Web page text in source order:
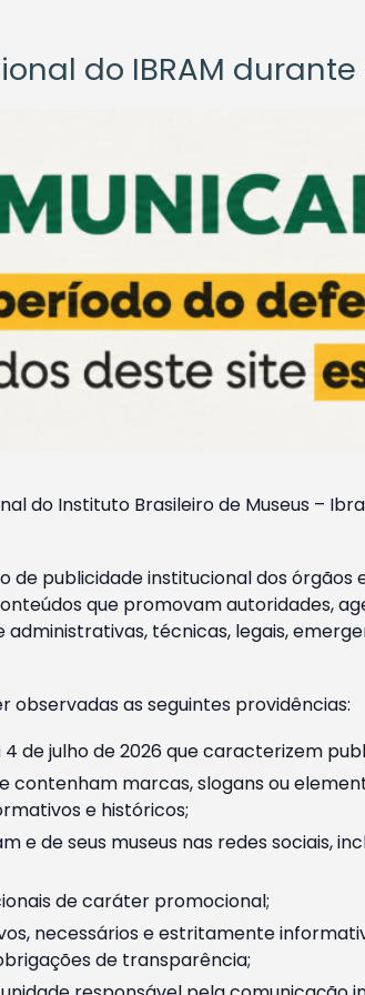
do IBRAM
do Instituto Brasileiro de Museus –
publicidade institucional dos
que promovam autoridades,
técnicas, legais,
observadas as seguintes providências:
julho de 2026 que caracterizem
marcas, slogans ou
e históricos;
de seus museus nas redes sociais,
de caráter promocional;
necessários e estritamente
de transparência;